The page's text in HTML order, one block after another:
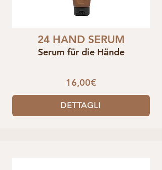
24 HAND SERUM
Serum für die Hände
16,00€
DETTAGLI